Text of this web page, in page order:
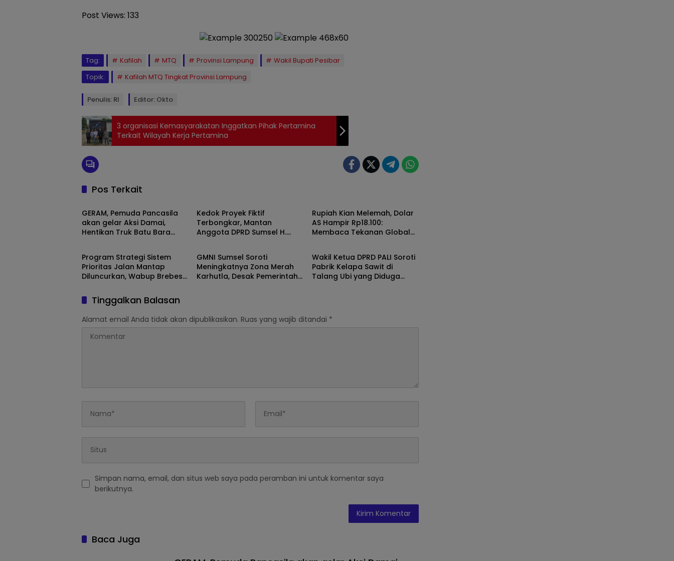
Post Views: 133
Tag: Kafilah MTQ Provinsi Lampung
Wakil Bupati Pesibar
Topik:
Kafilah MTQ Tingkat Provinsi Lampung
Penulis: Rl Editor: Okto
3 organisasi Kemasyarakatan Inggatkan Pihak Pertamina
Terkait Wilayah Kerja Pertamina
Pos Terkait
Berita
GERAM, Pemuda Pancasila
akan gelar Aksi Damai,
Hentikan Truk Batu Bara
Kedok Proyek Fiktif
Terbongkar, Mantan
Anggota DPRD Sumsel H.
Nyatakan Banding
Rupiah Kian Melemah, Dolar
AS Hampir Rp18.100:
Membaca Tekanan Global
Berita
Program Strategi Sistem
Prioritas Jalan Mantap
Diluncurkan, Wabup Brebes
Berita
GMNI Sumsel Soroti
Meningkatnya Zona Merah
Karhutla, Desak Pemerintah
Berita
Wakil Ketua DPRD PALI Soroti
Pabrik Kelapa Sawit di
Talang Ubi yang Diduga
Tinggalkan Balasan
Alamat email Anda tidak akan dipublikasikan. Ruas yang wajib ditandai *
Simpan nama, email, dan situs web saya pada peramban ini untuk komentar saya
berikutnya.
Baca Juga